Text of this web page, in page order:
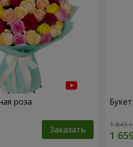
роза
Заказать 1 843